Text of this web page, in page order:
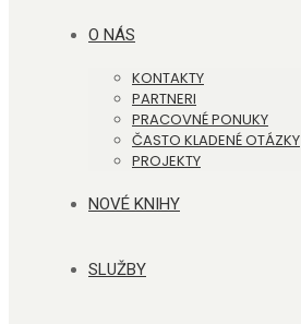
O NÁS
KONTAKTY
PARTNERI
PRACOVNÉ PONUKY
ČASTO KLADENÉ OTÁZKY
PROJEKTY
NOVÉ KNIHY
SLUŽBY